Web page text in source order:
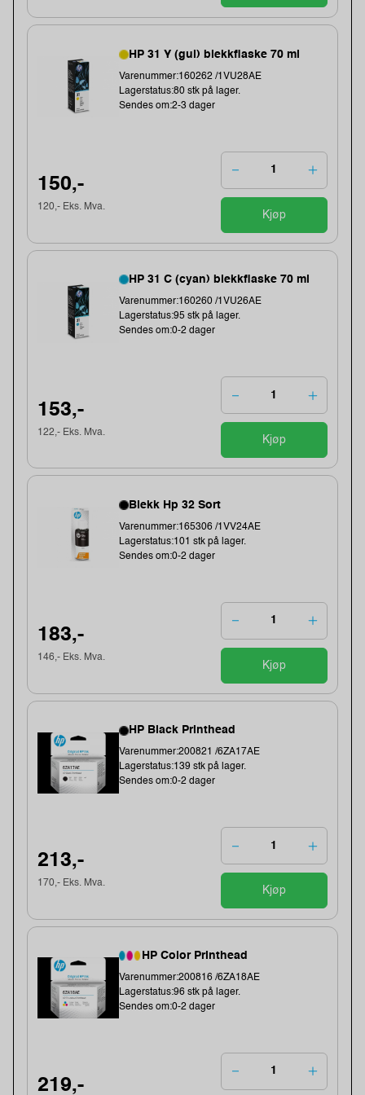
HP 31 Y (gul) blekkflaske 70 ml
Varenummer:160262 /1VU28AE
Lagerstatus:80 stk på lager.
Sendes om:2-3 dager
150,-
120,- Eks. Mva.
Kjøp
HP 31 C (cyan) blekkflaske 70 ml
Varenummer:160260 /1VU26AE
Lagerstatus:95 stk på lager.
Sendes om:0-2 dager
153,-
122,- Eks. Mva.
Kjøp
Blekk Hp 32 Sort
Varenummer:165306 /1VV24AE
Lagerstatus:101 stk på lager.
Sendes om:0-2 dager
183,-
146,- Eks. Mva.
Kjøp
HP Black Printhead
Varenummer:200821 /6ZA17AE
Lagerstatus:139 stk på lager.
Sendes om:0-2 dager
213,-
170,- Eks. Mva.
Kjøp
HP Color Printhead
Varenummer:200816 /6ZA18AE
Lagerstatus:96 stk på lager.
Sendes om:0-2 dager
219,-